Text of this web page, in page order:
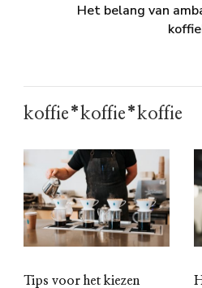
Het belang van
koffie*koffie*koffie
Tips voor het kiezen